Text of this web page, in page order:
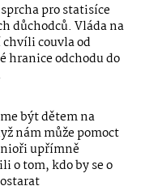
pro statisíce
důchodců. Vláda na
couvla od
hranice odchodu do
být dětem na
nám může pomoct
upřímně
o tom, kdo by se o